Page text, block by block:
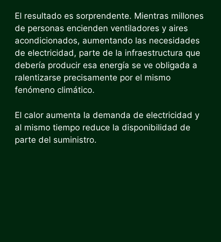
El resultado es sorprendente. Mientras millones
de personas encienden ventiladores y aires
acondicionados, aumentando las necesidades
de electricidad, parte de la infraestructura que
debería producir esa energía se ve obligada a
ralentizarse precisamente por el mismo
fenómeno climático.
El calor aumenta la demanda de electricidad y
al mismo tiempo reduce la disponibilidad de
parte del suministro.